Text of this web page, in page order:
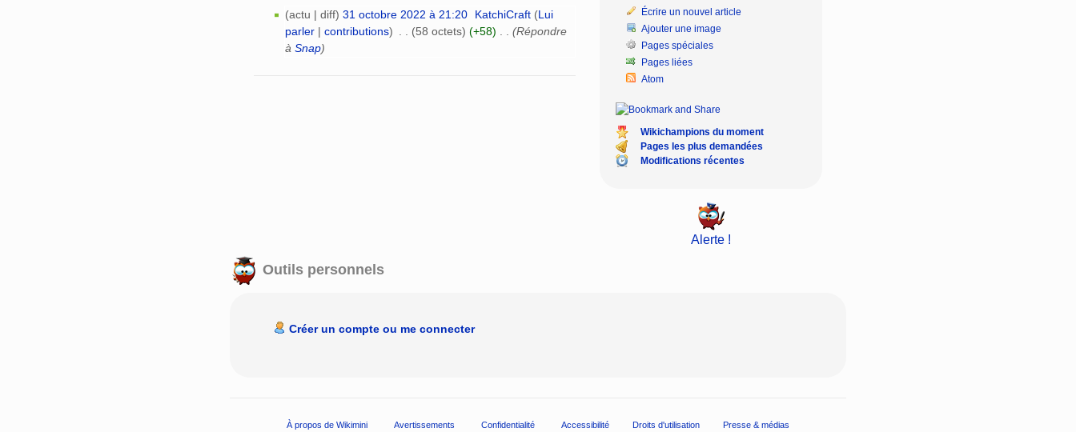
(actu | diff) 31 octobre 2022 à 21:20‎ KatchiCraft (Lui
parler| contributions) (58 octets) (+58)
(Répondre
à Snap)
Écrire un nouvel article
Ajouter une image
Pages spéciales
Pages liées
Atom
Wikichampions du moment
Pages les plus demandées
Modifications récentes
Alerte !
Outils personnels
Créer un compte ou me connecter
À propos de Wikimini Avertissements Confidentialité Accessibilité Droits d'utilisation Presse & médias